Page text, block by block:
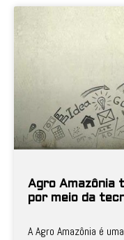
Agro Amazônia
por meio da
A Agro Amazônia é